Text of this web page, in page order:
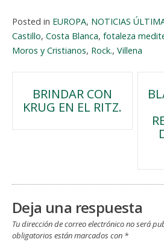
Posted in EUROPA, NOTICIAS
Castillo, Costa Blanca, fotaleza
Moros y Cristianos, Rock., Villena
Navegación
de
BRINDAR CON
KRUG EN EL RITZ.
Deja una respuesta
Tu dirección de correo electrónico no será
obligatorios están marcados con *